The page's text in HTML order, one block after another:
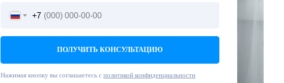
+7
ПОЛУЧИТЬ КОНСУЛЬТАЦИЮ
Нажимая кнопку вы соглашаетесь с политикой конфиденциальности